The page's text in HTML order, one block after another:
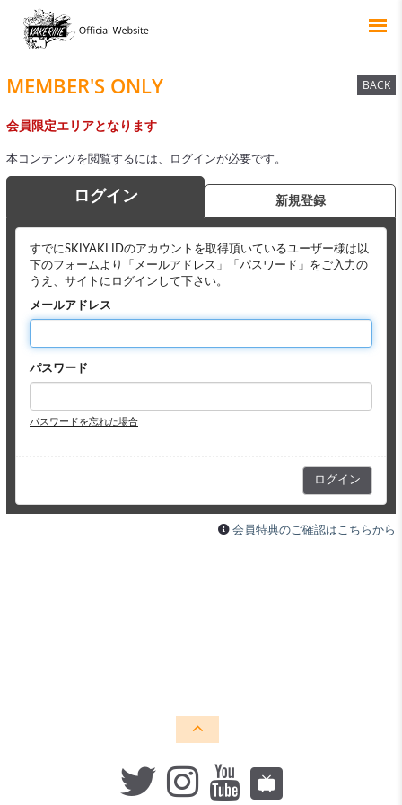
MEMBER'S ONLY BACK
会員限定エリアとなります
本コンテンツを閲覧するには、ログインが必要です。
ログイン 新規登録
すでにSKIYAKI IDのアカウントを取得頂いているユーザー様は以
下のフォームより「メールアドレス」「パスワード」をご入力の
うえ、サイトにログインして下さい。
メールアドレス
パスワード
パスワードを忘れた場合
会員特典のご確認はこちらから